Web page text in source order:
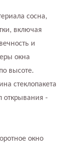
сосна,
включая
и
окна
высоте.
стеклопакета
открывания -
окно